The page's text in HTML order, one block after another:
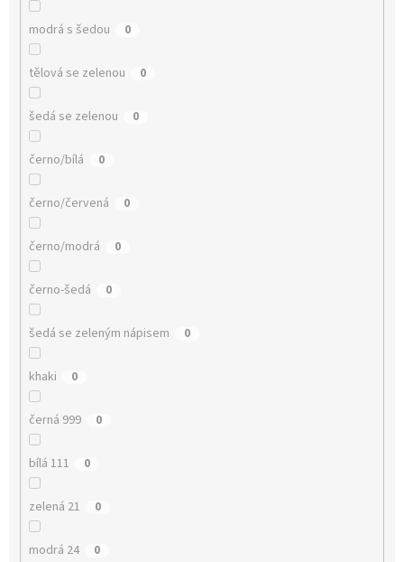
modrá s šedou 0
tělová se zelenou 0
šedá se zelenou 0
černo/bílá 0
černo/červená 0
černo/modrá 0
černo-šedá 0
šedá se zeleným nápisem 0
khaki 0
černá 999 0
bílá 111 0
zelená 21 0
modrá 24 0